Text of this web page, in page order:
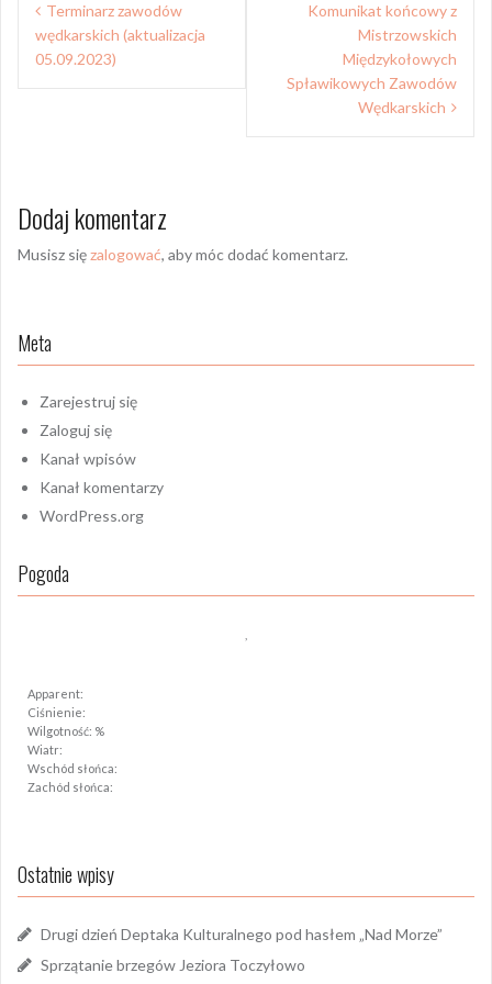
wpisu
Terminarz zawodów
wędkarskich (aktualizacja
05.09.2023)
Komunikat końcowy z
Mistrzowskich
Międzykołowych
Spławikowych Zawodów
Wędkarskich
Dodaj komentarz
Musisz sięzalogować, aby móc dodać komentarz.
Meta
Zarejestruj się
Zaloguj się
Kanał wpisów
Kanał komentarzy
WordPress.org
Pogoda
Apparent:
Ciśnienie:
Wilgotność: %
Wiatr:
Wschód słońca:
Zachód słońca:
Ostatnie wpisy
Drugi dzień Deptaka Kulturalnego pod hasłem „Nad Morze”
Sprzątanie brzegów Jeziora Toczyłowo